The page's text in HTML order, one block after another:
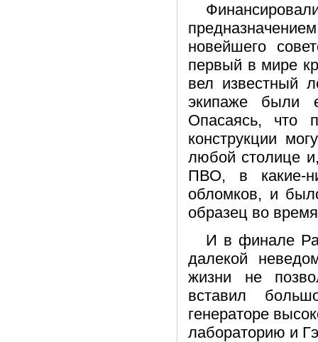
новейшего
первый в мире
вел известный
экипаже были
Опасаясь, что
конструкции
любой столице
ПВО, в какие-
обломков, и
образец во
И в финале
далекой
жизни не
вставил
генераторе
лабораторию и